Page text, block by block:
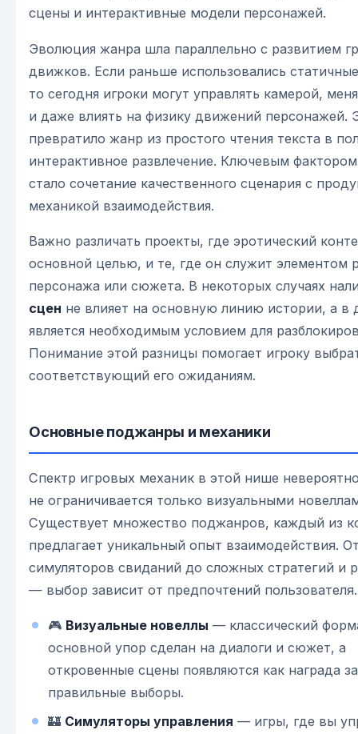
сцены и интерактивные модели персонажей.
Эволюция жанра шла параллельно с развитием
движков. Если раньше использовались
то сегодня игроки могут управлять камерой,
и даже влиять на физику движений персонажей.
превратило жанр из простого чтения текста в
интерактивное развлечение. Ключевым
стало сочетание качественного сценария с
механикой взаимодействия.
Важно различать проекты, где эротический
основной целью, и те, где он служит элементом
персонажа или сюжета. В некоторых случаях
сцен не влияет на основную линию истории, а в
является необходимым условием для
Понимание этой разницы помогает игроку
соответствующий его ожиданиям.
Основные поджанры и механики
Спектр игровых механик в этой нише
не ограничивается только визуальными
Существует множество поджанров, каждый из
предлагает уникальный опыт взаимодействия.
симуляторов свиданий до сложных стратегий и
— выбор зависит от предпочтений пользователя.
🎮 Визуальные новеллы — классический
основной упор сделан на диалоги и сюжет, а
откровенные сцены появляются как награда за
правильные выборы.
🏰 Симуляторы управления — игры, где вы